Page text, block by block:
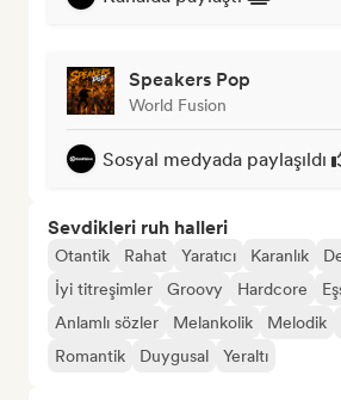
Speakers Pop
World Fusion
Sosyal medyada paylaşıldı
Sevdikleri ruh halleri
Otantik Rahat Yaratıcı Karanlık
İyi titreşimler
Groovy Hardcore
Anlamlı sözler
Melankolik Melodik
Romantik
Duygusal Yeraltı